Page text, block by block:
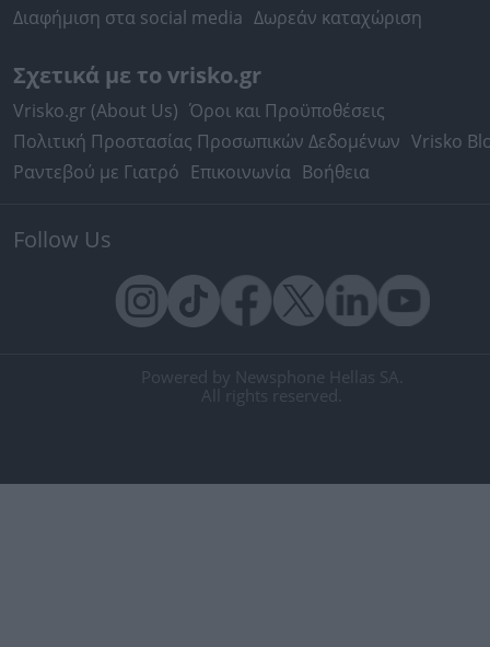
Διαφήμιση στα social media Δωρεάν καταχώριση
Σχετικά με το vrisko.gr
Vrisko.gr (About Us) Όροι και Προϋποθέσεις
Πολιτική Προστασίας Προσωπικών Δεδομένων Vrisko
Ραντεβού με Γιατρό Επικοινωνία Βοήθεια
Follow Us
Powered by Newsphone Hellas SA.
All rights reserved.